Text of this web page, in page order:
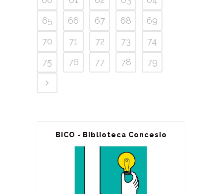
65
66 67 68
69
70
71 72 73
74
75
76 77 78 79
BiCO - Biblioteca Concesio